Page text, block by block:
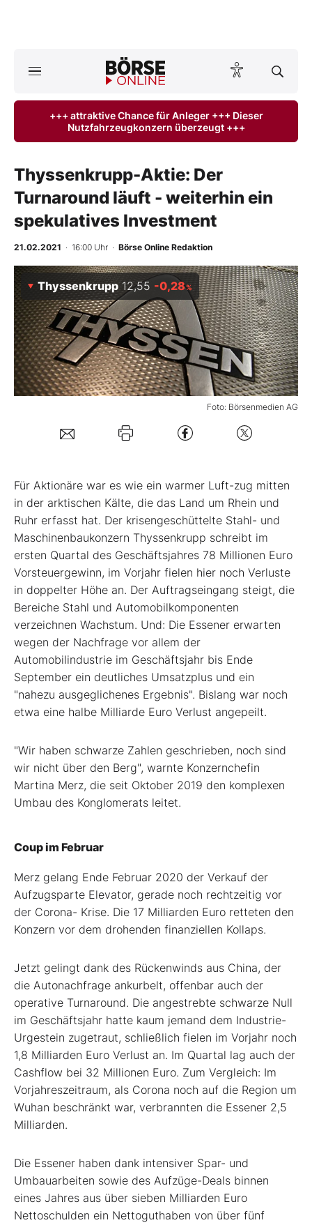
ktuelle Ausgabe BÖRSE ONLINE lesen
Finanz-Check
BO-Musterdepots
Experten
Mein B:O
Mein Konto
Folgen Sie uns
Kontakt
+++ attraktive Chance für Anleger +++ Dieser
Nutzfahrzeugkonzern überzeugt +++
Thyssenkrupp-Aktie: Der
Turnaround läuft - weiterhin ein
spekulatives Investment
21.02.2021 · 16:00 Uhr · Börse Online Redaktion
Foto: Börsenmedien AG
Thyssenkrupp 12,55 -0,28%
Für Aktionäre war es wie ein warmer Luft-zug mitten
in der arktischen Kälte, die das Land um Rhein und
Ruhr erfasst hat. Der krisengeschüttelte Stahl- und
Maschinenbaukonzern Thyssenkrupp schreibt im
ersten Quartal des Geschäftsjahres 78 Millionen Euro
Vorsteuergewinn, im Vorjahr fielen hier noch Verluste
in doppelter Höhe an. Der Auftragseingang steigt, die
Bereiche Stahl und Automobilkomponenten
verzeichnen Wachstum. Und: Die Essener erwarten
wegen der Nachfrage vor allem der
Automobilindustrie im Geschäftsjahr bis Ende
September ein deutliches Umsatzplus und ein
"nahezu ausgeglichenes Ergebnis". Bislang war noch
etwa eine halbe Milliarde Euro Verlust angepeilt.
"Wir haben schwarze Zahlen geschrieben, noch sind
wir nicht über den Berg", warnte Konzernchefin
Martina Merz, die seit Oktober 2019 den komplexen
Umbau des Konglomerats leitet.
Coup im Februar
Merz gelang Ende Februar 2020 der Verkauf der
Aufzugsparte Elevator, gerade noch rechtzeitig vor
der Corona- Krise. Die 17 Milliarden Euro retteten den
Konzern vor dem drohenden finanziellen Kollaps.
Jetzt gelingt dank des Rückenwinds aus China, der
die Autonachfrage ankurbelt, offenbar auch der
operative Turnaround. Die angestrebte schwarze Null
im Geschäftsjahr hatte kaum jemand dem Industrie-
Urgestein zugetraut, schließlich fielen im Vorjahr noch
1,8 Milliarden Euro Verlust an. Im Quartal lag auch der
Cashflow bei 32 Millionen Euro. Zum Vergleich: Im
Vorjahreszeitraum, als Corona noch auf die Region um
Wuhan beschränkt war, verbrannten die Essener 2,5
Milliarden.
Die Essener haben dank intensiver Spar- und
Umbauarbeiten sowie des Aufzüge-Deals binnen
eines Jahres aus über sieben Milliarden Euro
Nettoschulden ein Nettoguthaben von über fünf